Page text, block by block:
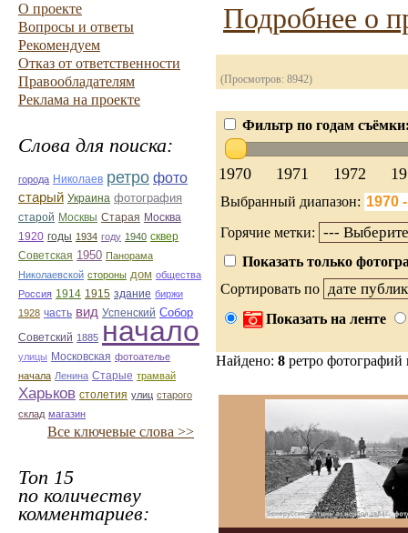
О проекте
Вопросы и ответы
Рекомендуем
Отказ от ответственности
Правообладателям
Реклама на проекте
Слова для поиска:
города Николаев ретро фото
старый Украина фотография
старой Москвы Старая Москва
1920 годы 1934 году 1940 сквер
Советская 1950 Панорама
Николаевской стороны дом общества
Россия 1914 1915 здание биржи
1928 часть вид Успенский Собор
Советский 1885 начало
улицы Московская фотоателье
начала Ленина Старые трамвай
Харьков столетия улиц старого
склад магазин
Все ключевые слова >>
Топ 15
по количеству
комментариев:
Подробнее о
(Просмотров: 8942)
Фильтр по годам
1970 1971 1972
Выбранный диапазон:
Горячие метки:
Показать только
Сортировать по
Показать на ленте
Найдено: 8 ретро